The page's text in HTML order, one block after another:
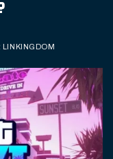
LINKINGDOM